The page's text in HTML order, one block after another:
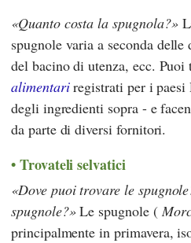
Quanto costa la spugnola?
spugnole varia a seconda
del bacino di utenza, ecc.
alimentariregistrati per i
degli ingredienti sopra - e
da parte di diversi fornitori.
Trovateli selvatici
Dove puoi trovare le
spugnole? Le spugnole (
principalmente in primavera,